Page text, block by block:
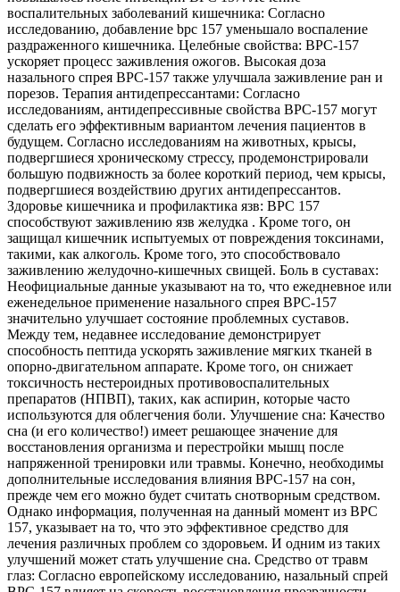
воспалительных заболеваний кишечника: Согласно
исследованию, добавление bpc 157 уменьшало воспаление
раздраженного кишечника. Целебные свойства: BPC-157
ускоряет процесс заживления ожогов. Высокая доза
назального спрея BPC-157 также улучшала заживление ран и
порезов. Терапия антидепрессантами: Согласно
исследованиям, антидепрессивные свойства BPC-157 могут
сделать его эффективным вариантом лечения пациентов в
будущем. Согласно исследованиям на животных, крысы,
подвергшиеся хроническому стрессу, продемонстрировали
большую подвижность за более короткий период, чем крысы,
подвергшиеся воздействию других антидепрессантов.
Здоровье кишечника и профилактика язв: BPC 157
способствуют заживлению язв желудка . Кроме того, он
защищал кишечник испытуемых от повреждения токсинами,
такими, как алкоголь. Кроме того, это способствовало
заживлению желудочно-кишечных свищей. Боль в суставах:
Неофициальные данные указывают на то, что ежедневное или
еженедельное применение назального спрея BPC-157
значительно улучшает состояние проблемных суставов.
Между тем, недавнее исследование демонстрирует
способность пептида ускорять заживление мягких тканей в
опорно-двигательном аппарате. Кроме того, он снижает
токсичность нестероидных противовоспалительных
препаратов (НПВП), таких, как аспирин, которые часто
используются для облегчения боли. Улучшение сна: Качество
сна (и его количество!) имеет решающее значение для
восстановления организма и перестройки мышц после
напряженной тренировки или травмы. Конечно, необходимы
дополнительные исследования влияния BPC-157 на сон,
прежде чем его можно будет считать снотворным средством.
Однако информация, полученная на данный момент из BPC
157, указывает на то, что это эффективное средство для
лечения различных проблем со здоровьем. И одним из таких
улучшений может стать улучшение сна. Средство от травм
глаз: Согласно европейскому исследованию, назальный спрей